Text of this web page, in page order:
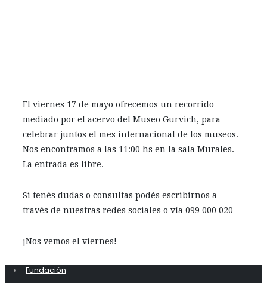
El viernes 17 de mayo ofrecemos un recorrido
mediado por el acervo del Museo Gurvich, para
celebrar juntos el mes internacional de los museos.
Nos encontramos a las 11:00 hs en la sala Murales.
La entrada es libre.
Si tenés dudas o consultas podés escribirnos a
través de nuestras redes sociales o vía 099 000 020
¡Nos vemos el viernes!
Fundación